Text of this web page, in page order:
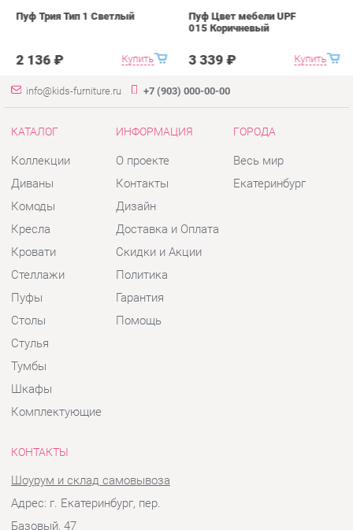
КАТАЛОГ
Комоды
Кровати
Стеллажи
Пуфы
Столы
Стулья
Тумбы
Шкафы
ИНФОРМАЦИЯ
Контакты
Дизайн
Скидки и Акции
Политика
Гарантия
Помощь
ГОРОДА
КОНТАКТЫ
Адрес: г. Екатеринбург, пер.
Базовый, 47
Телефон: +7 (903) 000-00-00
Отправить сообщение